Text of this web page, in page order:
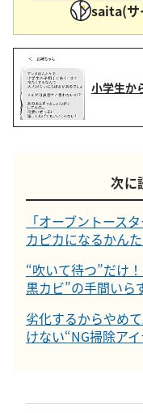
saita(サ
小学生か
次に
「オーブントース
カピカになるかん
“吹いて待つ”だけ
黒カビ”の手間いら
劣化するからやめ
けない“NG掃除ア